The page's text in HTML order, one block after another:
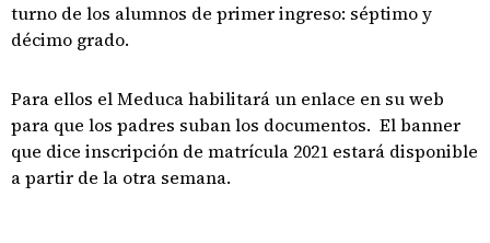
turno de los alumnos de primer ingreso: séptimo y
décimo grado.
Para ellos el Meduca habilitará un enlace en su web
para que los padres suban los documentos. El banner
que dice inscripción de matrícula 2021 estará disponible
a partir de la otra semana.